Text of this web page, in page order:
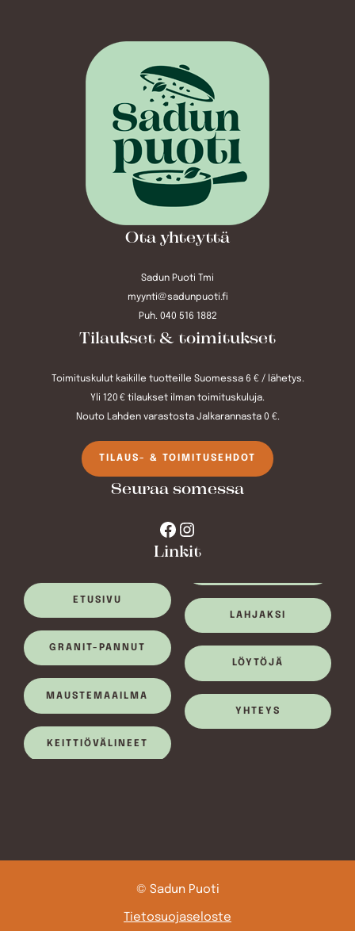
Ota yhteyttä
Sadun Puoti Tmi
myynti@sadunpuoti.fi
Puh. 040 516 1882
Tilaukset & toimitukset
Toimituskulut kaikille tuotteille Suomessa 6 € / lähetys.
Yli 120 € tilaukset ilman toimituskuluja.
Nouto Lahden varastosta Jalkarannasta 0 €.
TILAUS- & TOIMITUSEHDOT
Seuraa somessa
Facebook Instagram
Linkit
ETUSIVU
GRANIT-PANNUT
MAUSTEMAAILMA
KEITTIÖVÄLINEET
LAHJAKSI
LÖYTÖJÄ
YHTEYS
© Sadun Puoti
Tietosuojaseloste